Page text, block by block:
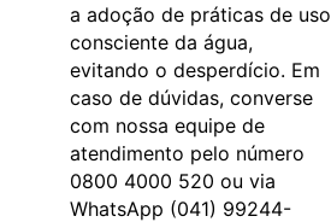
a adoção de práticas de uso
consciente da água,
evitando o desperdício. Em
caso de dúvidas, converse
com nossa equipe de
atendimento pelo número
0800 4000 520 ou via
WhatsApp (041) 99244-